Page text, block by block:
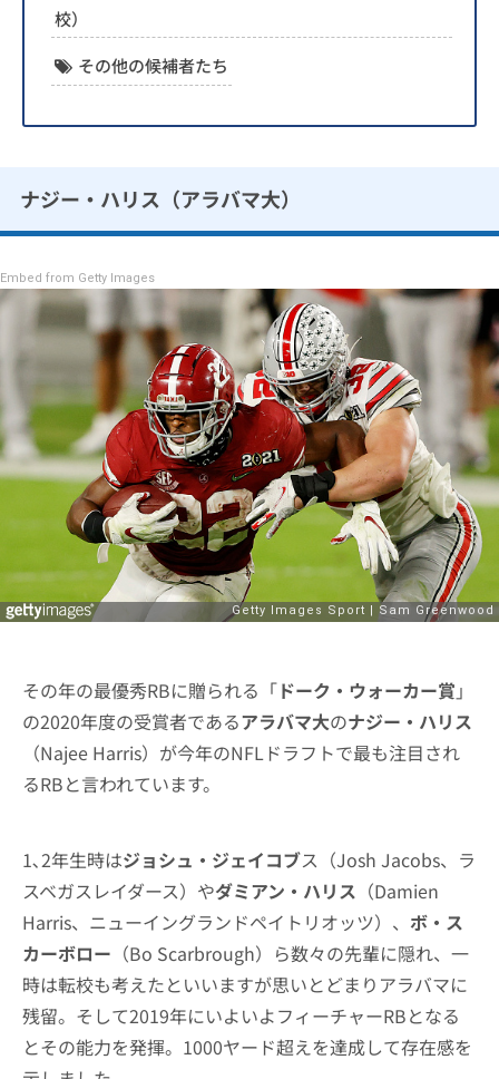
校）
その他の候補者たち
ナジー・ハリス（アラバマ大）
Embed from Getty Images
その年の最優秀RBに贈られる「ドーク・ウォーカー賞 」
の2020年度の受賞者であるアラバマ大のナジー・ハリス
（Najee Harris）が今年のNFLドラフトで最も注目され
るRBと言われています。
1､2年生時はジョシュ・ジェイコブス（Josh Jacobs、ラ
スベガスレイダース）やダミアン・ハリス （Damien
Harris、ニューイングランドペイトリオッツ）、 ボ・ス
カーボロー （Bo Scarbrough）ら数々の先輩に隠れ、一
時は転校も考えたといいますが思いとどまりアラバマに
残留。そして2019年にいよいよフィーチャーRBとなる
とその能力を発揮。1000ヤード超えを達成して存在感を